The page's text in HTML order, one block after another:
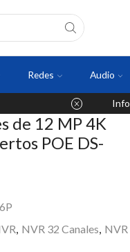
Redes Audio
Info
de 12 MP 4K
POE DS-
, NVR 32 Canales, NVR